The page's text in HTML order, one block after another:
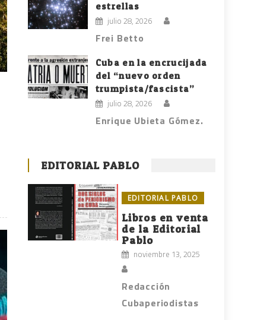
estrellas
julio 28, 2026
Frei Betto
Cuba en la encrucijada
del “nuevo orden
trumpista/fascista”
julio 28, 2026
Enrique Ubieta Gómez.
EDITORIAL PABLO
EDITORIAL PABLO
Libros en venta
de la Editorial
Pablo
noviembre 13, 2025
Redacción
Cubaperiodistas